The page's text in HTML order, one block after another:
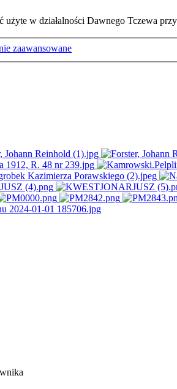
użyte w działalności Dawnego Tczewa
zaawansowane